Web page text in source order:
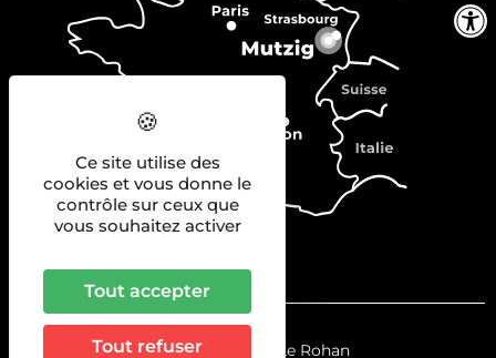
© 2023La Scène Le Rohan
Ce site utilise des
cookies et vous donne le
contrôle sur ceux que
vous souhaitez activer
Tout accepter
Tout refuser